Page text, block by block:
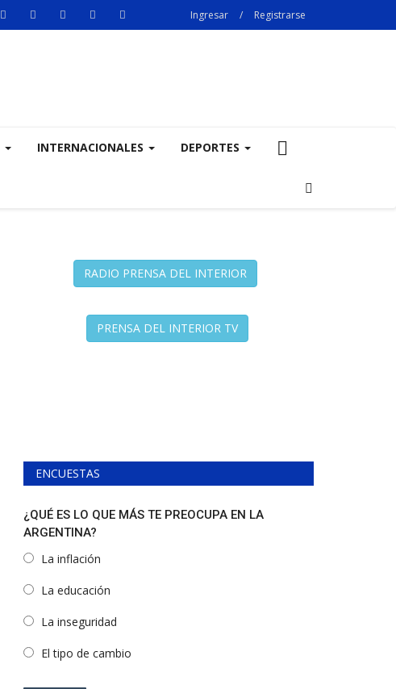
Ingresar / Registrarse
INTERNACIONALES DEPORTES
RADIO PRENSA DEL INTERIOR
PRENSA DEL INTERIOR TV
ENCUESTAS
¿QUÉ ES LO QUE MÁS TE PREOCUPA EN LA
ARGENTINA?
La inflación
La educación
La inseguridad
El tipo de cambio